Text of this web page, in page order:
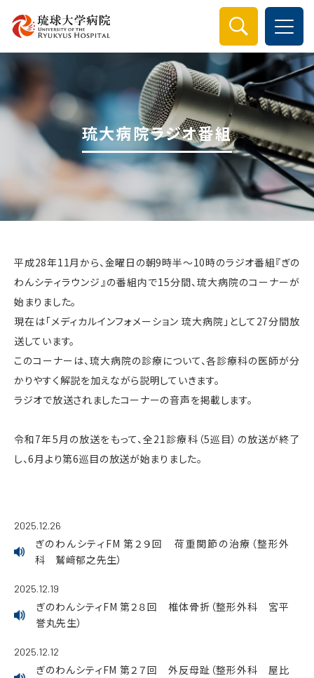
検索
琉大病院ラジオ番組
平成28年11月から、金曜日の朝9時半〜10時のラジオ番組『ぎの
わんシティラウンジ』の番組内で15分間、琉大病院のコーナーが
始まりました。
現在は「メディカルインフォメーション 琉大病院」として27分間放
送しています。
このコーナーは、琉大病院の診療について、各診療科の医師が分
かりやすく解説を加えながら説明していきます。
ラジオで放送されましたコーナーの音声を掲載します。
令和7年5月の放送をもって、全21診療科（5巡目）の放送が終了
し、6月より第6巡目の放送が始まりました。
2025.12.26
ぎのわんシティFM 第２９回 荷重関節の治療（整形外
科 鷲﨑郁之先生）
2025.12.19
ぎのわんシティFM 第２８回 椎体骨折（整形外科 宮平
誉丸先生）
2025.12.12
ぎのわんシティFM 第２７回 外反母趾（整形外科 屋比